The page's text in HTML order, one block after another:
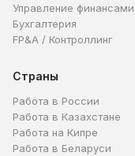
Управление финансами
Бухгалтерия
FP&A / Контроллинг
Страны
Работа в России
Работа в Казахстане
Работа на Кипре
Работа в Беларуси